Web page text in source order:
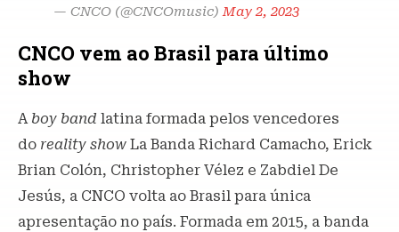
— CNCO (@CNCOmusic)May 2, 2023
CNCO vem ao Brasil para último
show
A boy band latina formada pelos vencedores
do reality show La Banda Richard Camacho, Erick
Brian Colón, Christopher Vélez e Zabdiel De
Jesús, a CNCO volta ao Brasil para única
apresentação no país. Formada em 2015, a banda